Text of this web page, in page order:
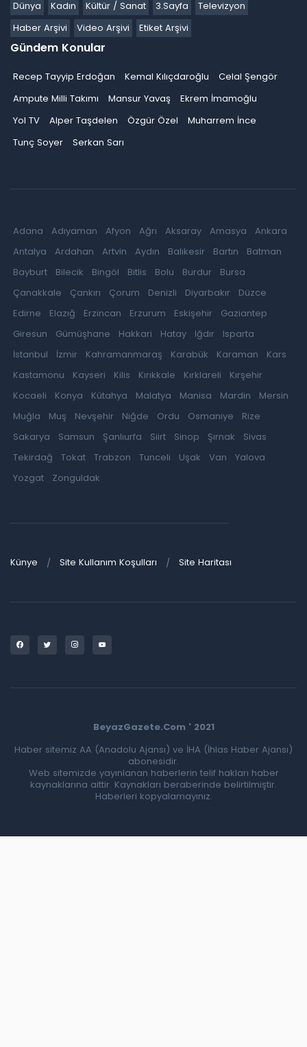
Dünya
Kadın Kültür / Sanat 3.Sayfa
Televizyon
Haber Arşivi
Video Arşivi Etiket Arşivi
Gündem Konular
Recep Tayyip Erdoğan Kemal Kılıçdaroğlu
Celal Şengör
Ampute Milli Takımı
Mansur Yavaş
Ekrem İmamoğlu
Yol TV
Alper Taşdelen Özgür Özel
Muharrem İnce
Tunç Soyer
Serkan Sarı
Adana Adıyaman Afyon Ağrı Aksaray Amasya
Ankara
Antalya
Ardahan Artvin Aydın Balıkesir Bartın
Batman
Bayburt
Bilecik Bingöl Bitlis Bolu Burdur
Bursa
Çanakkale
Çankırı Çorum Denizli Diyarbakır
Düzce
Edirne
Elazığ Erzincan Erzurum Eskişehir
Gaziantep
Giresun
Gümüşhane Hakkari Hatay Iğdır
Isparta
İstanbul
İzmir Kahramanmaraş Karabük Karaman
Kars
Kastamonu
Kayseri Kilis Kırıkkale Kırklareli
Kırşehir
Kocaeli
Konya Kütahya Malatya Manisa Mardin
Mersin
Muğla
Muş Nevşehir Niğde Ordu Osmaniye
Rize
Sakarya
Samsun Şanlıurfa Siirt Sinop Şırnak
Sivas
Tekirdağ
Tokat Trabzon Tunceli Uşak Van
Yalova
Yozgat
Zonguldak
Künye Site Kullanım Koşulları Site Haritası
BeyazGazete.Com ' 2021
Haber sitemiz AA (Anadolu Ajansı) ve İHA (İhlas Haber Ajansı)
abonesidir.
Web sitemizde yayınlanan haberlerin telif hakları haber
kaynaklarına aittir. Kaynakları beraberinde belirtilmiştir.
Haberleri kopyalamayınız.